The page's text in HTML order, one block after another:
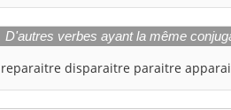
D'autres verbes ayant la même
reparaitre disparaitre paraitre